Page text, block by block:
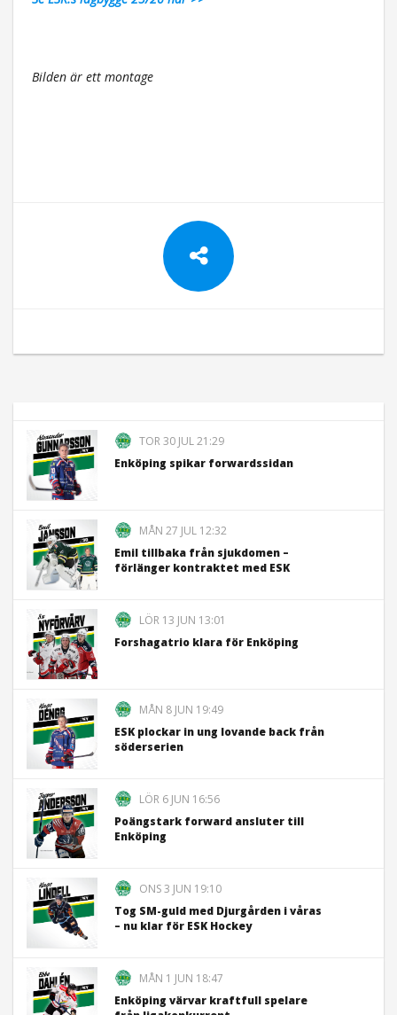
Bilden är ett montage
TOR 30 JUL 21:29
Enköping spikar forwardssidan
MÅN 27 JUL 12:32
Emil tillbaka från sjukdomen –
förlänger kontraktet med ESK
LÖR 13 JUN 13:01
Forshagatrio klara för Enköping
MÅN 8 JUN 19:49
ESK plockar in ung lovande back från
söderserien
LÖR 6 JUN 16:56
Poängstark forward ansluter till
Enköping
ONS 3 JUN 19:10
Tog SM-guld med Djurgården i våras
– nu klar för ESK Hockey
MÅN 1 JUN 18:47
Enköping värvar kraftfull spelare